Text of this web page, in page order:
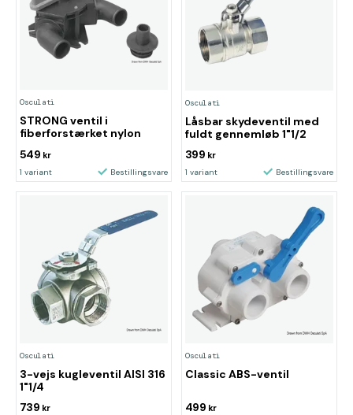
Osculati
STRONG ventil i
fiberforstærket nylon
549 kr
1 variant Bestillingsvare
Osculati
Låsbar skydeventil med
fuldt gennemløb 1"1/2
399 kr
1 variant Bestillingsvare
Osculati
3-vejs kugleventil AISI 316
1"1/4
739 kr
Osculati
Classic ABS-ventil
499 kr